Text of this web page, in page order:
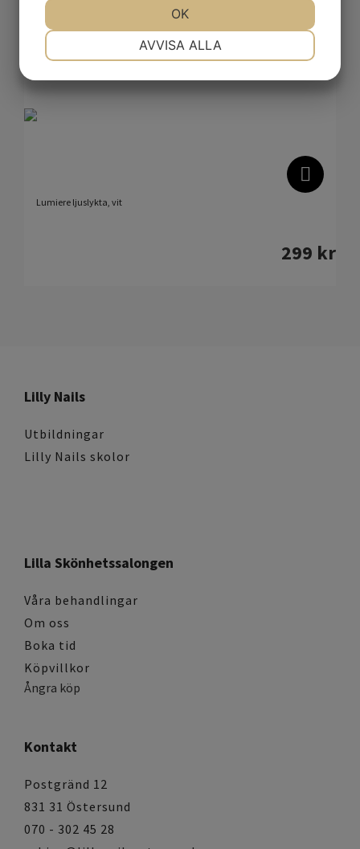
Lumiere ljuslykta, vit
299 kr
Lilly Nails
Utbildningar
Lilly Nails skolor
Lilla Skönhetssalongen
Våra behandlingar
Om oss
Boka tid
Köpvillkor
Ångra köp
Kontakt
Postgränd 12
831 31 Östersund
070 - 302 45 28
AVVISA ALLA
OK